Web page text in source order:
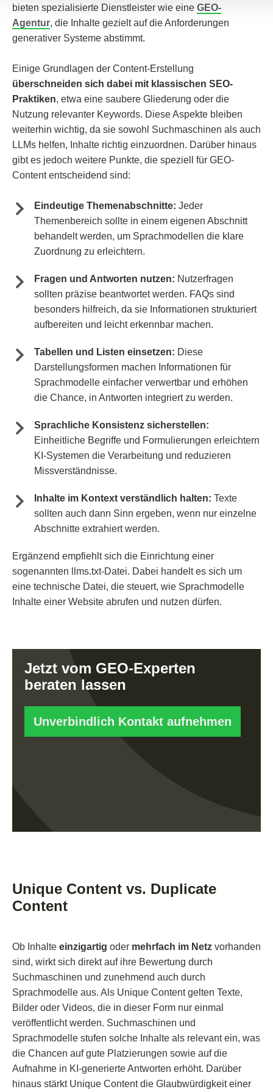
bieten spezialisierte Dienstleister wie eine GEO-
Agentur, die Inhalte gezielt auf die Anforderungen
generativer Systeme abstimmt.
Einige Grundlagen der Content-Erstellung
überschneiden sich dabei mit klassischen SEO-
Praktiken, etwa eine saubere Gliederung oder die
Nutzung relevanter Keywords. Diese Aspekte bleiben
weiterhin wichtig, da sie sowohl Suchmaschinen als auch
LLMs helfen, Inhalte richtig einzuordnen. Darüber hinaus
gibt es jedoch weitere Punkte, die speziell für GEO-
Content entscheidend sind:
Eindeutige Themenabschnitte: Jeder
Themenbereich sollte in einem eigenen Abschnitt
behandelt werden, um Sprachmodellen die klare
Zuordnung zu erleichtern.
Fragen und Antworten nutzen: Nutzerfragen
sollten präzise beantwortet werden. FAQs sind
besonders hilfreich, da sie Informationen strukturiert
aufbereiten und leicht erkennbar machen.
Tabellen und Listen einsetzen: Diese
Darstellungsformen machen Informationen für
Sprachmodelle einfacher verwertbar und erhöhen
die Chance, in Antworten integriert zu werden.
Sprachliche Konsistenz sicherstellen:
Einheitliche Begriffe und Formulierungen erleichtern
KI-Systemen die Verarbeitung und reduzieren
Missverständnisse.
Inhalte im Kontext verständlich halten: Texte
sollten auch dann Sinn ergeben, wenn nur einzelne
Abschnitte extrahiert werden.
Ergänzend empfiehlt sich die Einrichtung einer
sogenannten llms.txt-Datei. Dabei handelt es sich um
eine technische Datei, die steuert, wie Sprachmodelle
Inhalte einer Website abrufen und nutzen dürfen.
Jetzt vom GEO-Experten
beraten lassen
Unverbindlich Kontakt aufnehmen
Unique Content vs. Duplicate
Content
Ob Inhalte einzigartig oder mehrfach im Netz vorhanden
sind, wirkt sich direkt auf ihre Bewertung durch
Suchmaschinen und zunehmend auch durch
Sprachmodelle aus. Als Unique Content gelten Texte,
Bilder oder Videos, die in dieser Form nur einmal
veröffentlicht werden. Suchmaschinen und
Sprachmodelle stufen solche Inhalte als relevant ein, was
die Chancen auf gute Platzierungen sowie auf die
Aufnahme in KI-generierte Antworten erhöht. Darüber
hinaus stärkt Unique Content die Glaubwürdigkeit einer